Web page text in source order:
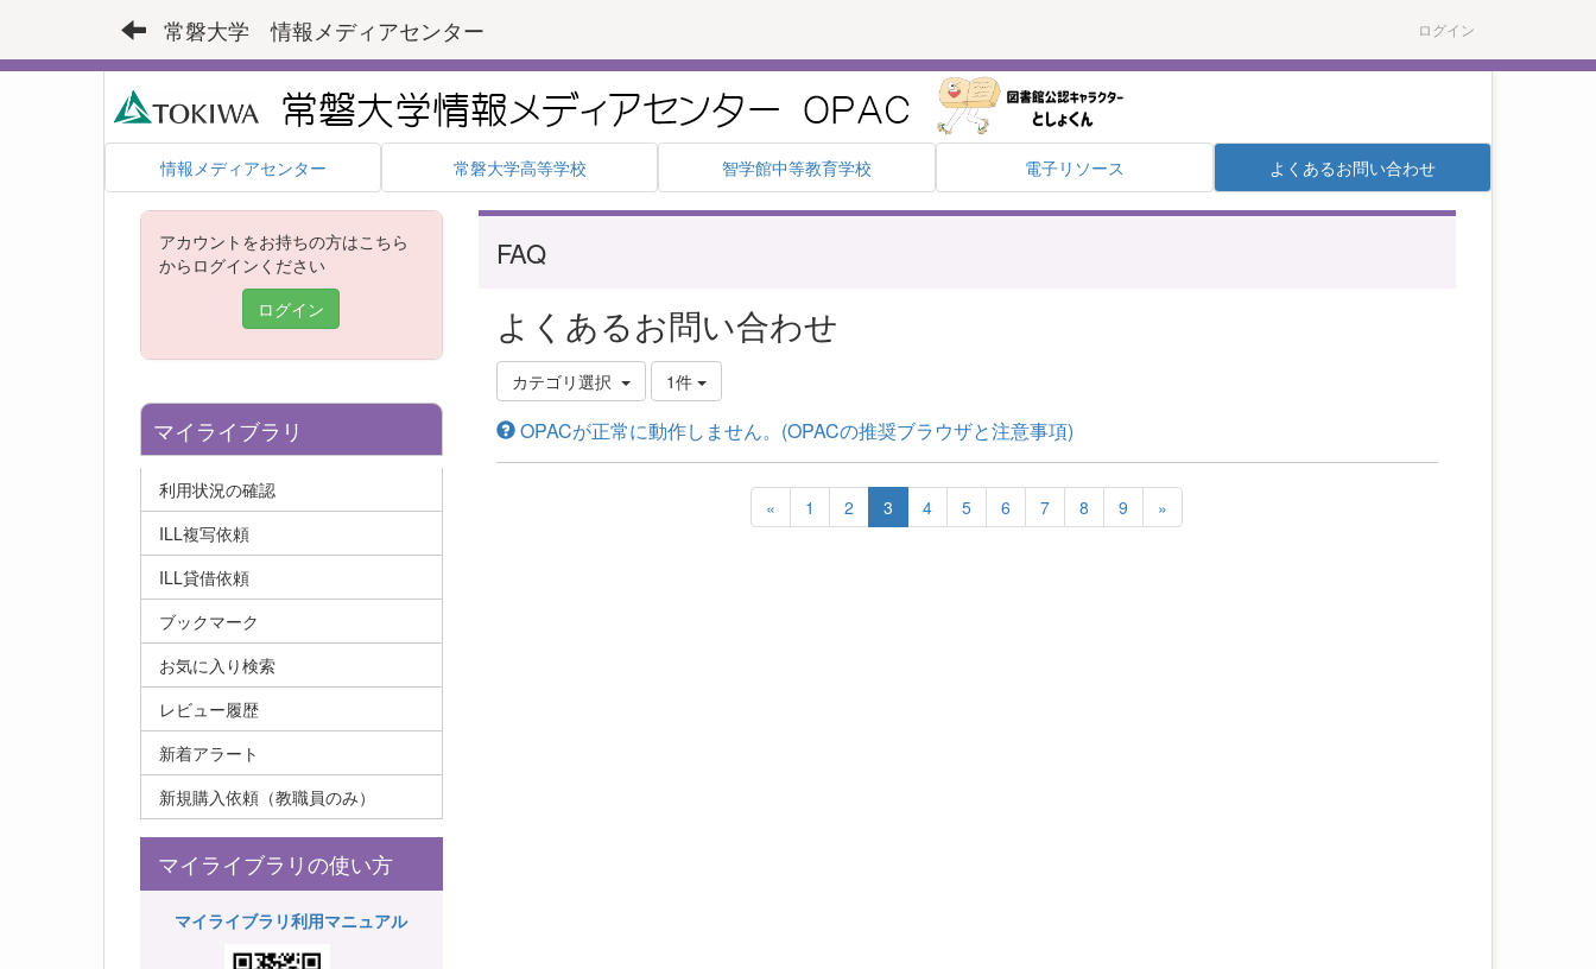
常磐大学 情報メディアセンター ログイン
情報メディアセンター 常磐大学高等学校 智学館中等教育学校 電子リソース よくあるお問い合わせ
FAQ
よくあるお問い合わせ
カテゴリ選択 1件
OPACが正常に動作しません。(OPACの推奨ブラウザと注意事項)
« 1 2 3 4 5 6 7 8 9 »
アカウントをお持ちの方はこちら
からログインください
ログイン
マイライブラリ
利用状況の確認
ILL複写依頼
ILL貸借依頼
ブックマーク
お気に入り検索
レビュー履歴
新着アラート
新規購入依頼（教職員のみ）
マイライブラリの使い方
マイライブラリ利用マニュアル